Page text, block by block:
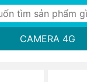
CAMERA 4G